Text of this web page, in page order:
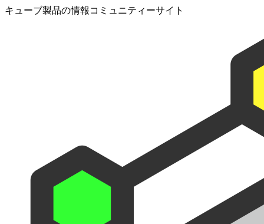
キューブ製品の情報コミュニティーサイト